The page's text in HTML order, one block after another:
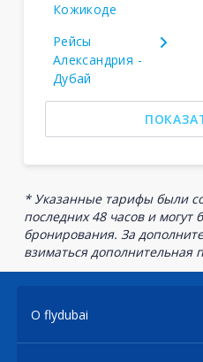
Кожикоде
Рейсы
Александрия -
Дубай
* Указанные тарифы были
последних 48 часов и
бронирования. За
взиматься дополнительная
О flydubai